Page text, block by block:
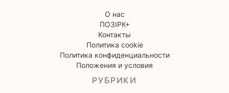
О нас
ПОЗІРК+
Контакты
Политика cookie
Политика конфиденциальности
Положения и условия
РУБРИКИ